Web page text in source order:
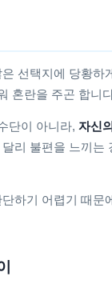
선택지에 당황
혼란을 주곤 합
단이 아니라, 자신
리 불편을 느끼
하기 어렵기 때